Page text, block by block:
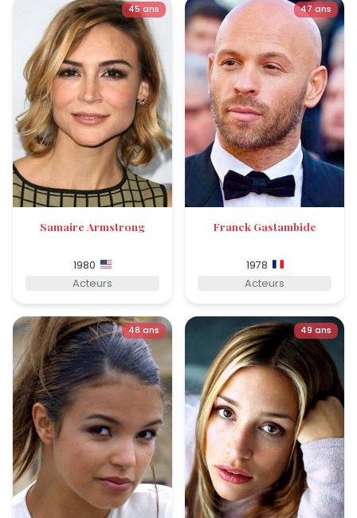
45 ans
Samaire Armstrong
1980
Acteurs
47 ans
Franck Gastambide
1978
Acteurs
48 ans 49 ans